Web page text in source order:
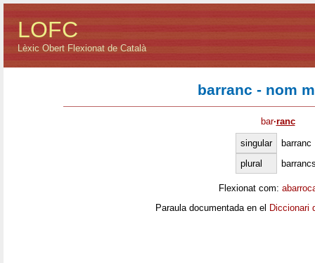
LOFC
Lèxic Obert Flexionat de Català
barranc - nom
bar·ranc
singular
barranc
plural
Flexionat com:
Paraula documentada en el Diccionari